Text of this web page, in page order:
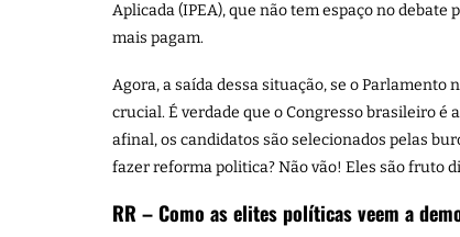
Aplicada (IPEA), que não tem espaço no
mais pagam.
Agora, a saída dessa situação, se o Parlamento
crucial. É verdade que o Congresso brasileiro é
afinal, os candidatos são selecionados pelas
fazer reforma politica? Não vão! Eles são fruto
RR – Como as elites políticas veem a